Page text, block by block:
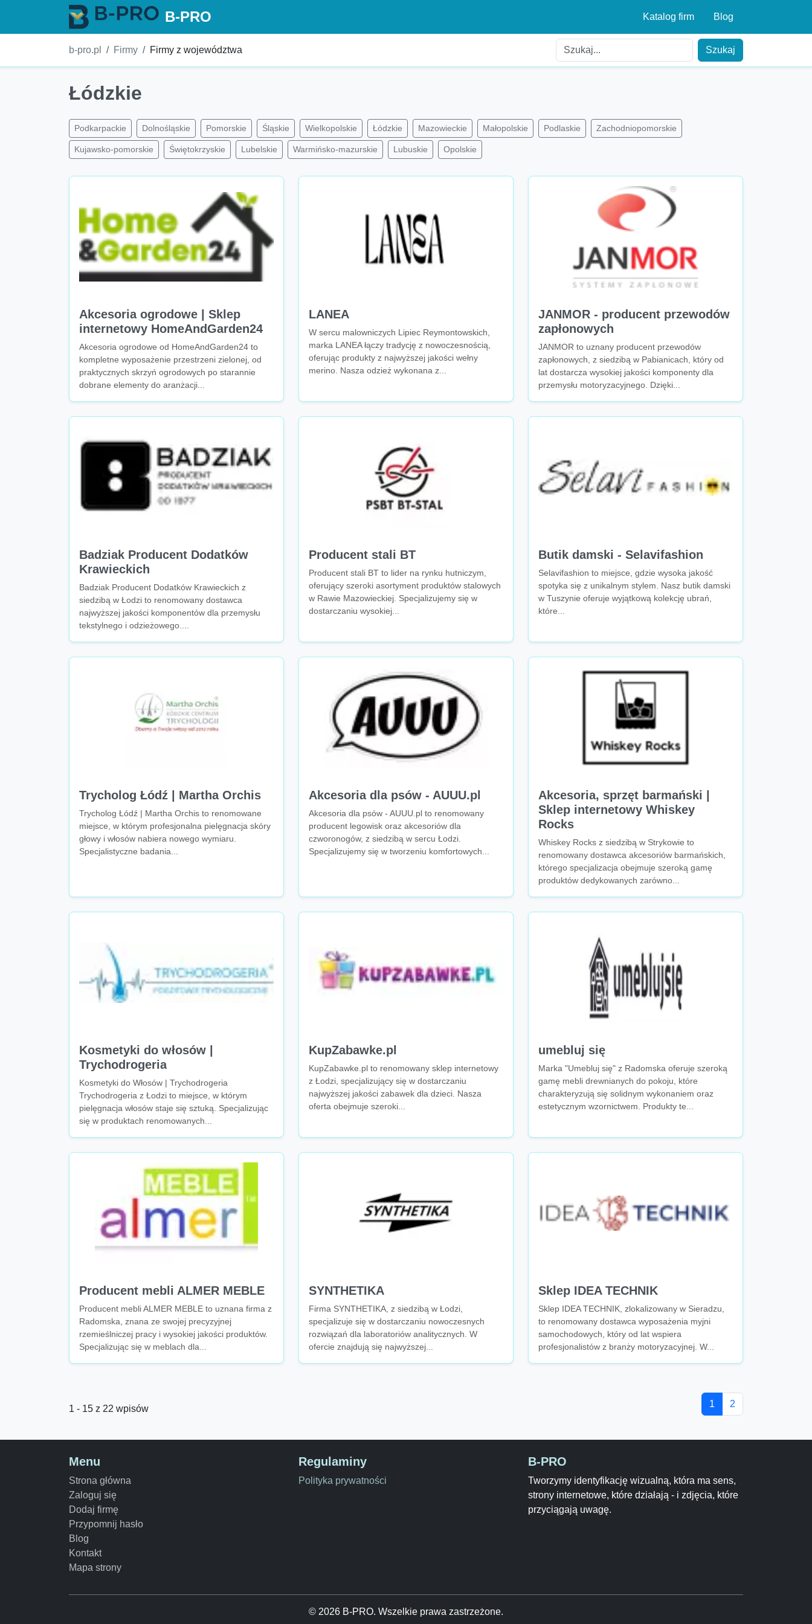
B-PRO Katalog firm Blog
b-pro.pl Firmy Firmy z województwa Szukaj
Łódzkie
Podkarpackie Dolnośląskie Pomorskie Śląskie Wielkopolskie Łódzkie Mazowieckie Małopolskie Podlaskie Zachodniopomorskie
Kujawsko-pomorskie Świętokrzyskie Lubelskie Warmińsko-mazurskie Lubuskie Opolskie
Akcesoria ogrodowe | Sklep
internetowy HomeAndGarden24
Akcesoria ogrodowe od HomeAndGarden24 to
kompletne wyposażenie przestrzeni zielonej, od
praktycznych skrzyń ogrodowych po starannie
dobrane elementy do aranżacji...
LANEA
W sercu malowniczych Lipiec Reymontowskich,
marka LANEA łączy tradycję z nowoczesnością,
oferując produkty z najwyższej jakości wełny
merino. Nasza odzież wykonana z...
JANMOR - producent przewodów
zapłonowych
JANMOR to uznany producent przewodów
zapłonowych, z siedzibą w Pabianicach, który od
lat dostarcza wysokiej jakości komponenty dla
przemysłu motoryzacyjnego. Dzięki...
Badziak Producent Dodatków
Krawieckich
Badziak Producent Dodatków Krawieckich z
siedzibą w Łodzi to renomowany dostawca
najwyższej jakości komponentów dla przemysłu
tekstylnego i odzieżowego....
Producent stali BT
Producent stali BT to lider na rynku hutniczym,
oferujący szeroki asortyment produktów stalowych
w Rawie Mazowieckiej. Specjalizujemy się w
dostarczaniu wysokiej...
Butik damski - Selavifashion
Selavifashion to miejsce, gdzie wysoka jakość
spotyka się z unikalnym stylem. Nasz butik damski
w Tuszynie oferuje wyjątkową kolekcję ubrań,
które...
Trycholog Łódź | Martha Orchis
Trycholog Łódź | Martha Orchis to renomowane
miejsce, w którym profesjonalna pielęgnacja skóry
głowy i włosów nabiera nowego wymiaru.
Specjalistyczne badania...
Akcesoria dla psów - AUUU.pl
Akcesoria dla psów - AUUU.pl to renomowany
producent legowisk oraz akcesoriów dla
czworonogów, z siedzibą w sercu Łodzi.
Specjalizujemy się w tworzeniu komfortowych...
Akcesoria, sprzęt barmański |
Sklep internetowy Whiskey
Rocks
Whiskey Rocks z siedzibą w Strykowie to
renomowany dostawca akcesoriów barmańskich,
którego specjalizacja obejmuje szeroką gamę
produktów dedykowanych zarówno...
Kosmetyki do włosów |
Trychodrogeria
Kosmetyki do Włosów | Trychodrogeria
Trychodrogeria z Łodzi to miejsce, w którym
pielęgnacja włosów staje się sztuką. Specjalizując
się w produktach renomowanych...
KupZabawke.pl
KupZabawke.pl to renomowany sklep internetowy
z Łodzi, specjalizujący się w dostarczaniu
najwyższej jakości zabawek dla dzieci. Nasza
oferta obejmuje szeroki...
umebluj się
Marka "Umebluj się" z Radomska oferuje szeroką
gamę mebli drewnianych do pokoju, które
charakteryzują się solidnym wykonaniem oraz
estetycznym wzornictwem. Produkty te...
Producent mebli ALMER MEBLE
Producent mebli ALMER MEBLE to uznana firma z
Radomska, znana ze swojej precyzyjnej
rzemieślniczej pracy i wysokiej jakości produktów.
Specjalizując się w meblach dla...
SYNTHETIKA
Firma SYNTHETIKA, z siedzibą w Łodzi,
specjalizuje się w dostarczaniu nowoczesnych
rozwiązań dla laboratoriów analitycznych. W
ofercie znajdują się najwyższej...
Sklep IDEA TECHNIK
Sklep IDEA TECHNIK, zlokalizowany w Sieradzu,
to renomowany dostawca wyposażenia myjni
samochodowych, który od lat wspiera
profesjonalistów z branży motoryzacyjnej. W...
1 - 15 z 22 wpisów 1 2
Menu
Strona główna
Zaloguj się
Dodaj firmę
Przypomnij hasło
Blog
Kontakt
Mapa strony
Regulaminy
Polityka prywatności
B-PRO
Tworzymy identyfikację wizualną, która ma sens,
strony internetowe, które działają - i zdjęcia, które
przyciągają uwagę.
© 2026 B-PRO. Wszelkie prawa zastrzeżone.